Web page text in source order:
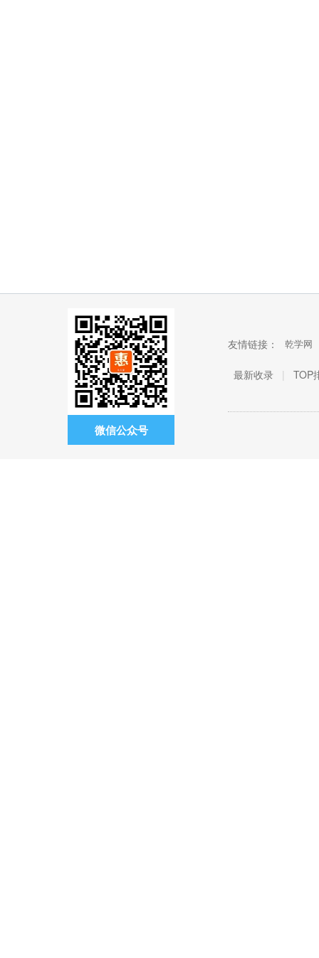
微信公众号
友情链接： 乾学网
最新收录 | TOP